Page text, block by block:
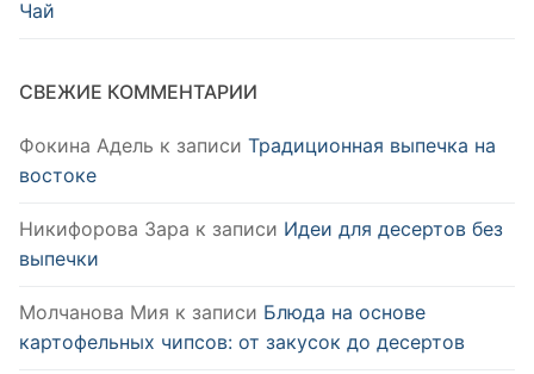
Чай
СВЕЖИЕ КОММЕНТАРИИ
Фокина Адель к записи Традиционная выпечка на
востоке
Никифорова Зара к записи Идеи для десертов без
выпечки
Молчанова Мия к записи Блюда на основе
картофельных чипсов: от закусок до десертов